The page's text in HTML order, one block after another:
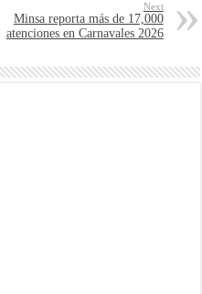
Next
Minsa reporta más de 17,000
atenciones en Carnavales 2026